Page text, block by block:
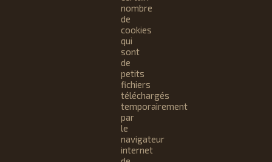
nombre
de
cookies
qui
sont
de
petits
fichiers
téléchargés
temporairement
par
le
navigateur
internet